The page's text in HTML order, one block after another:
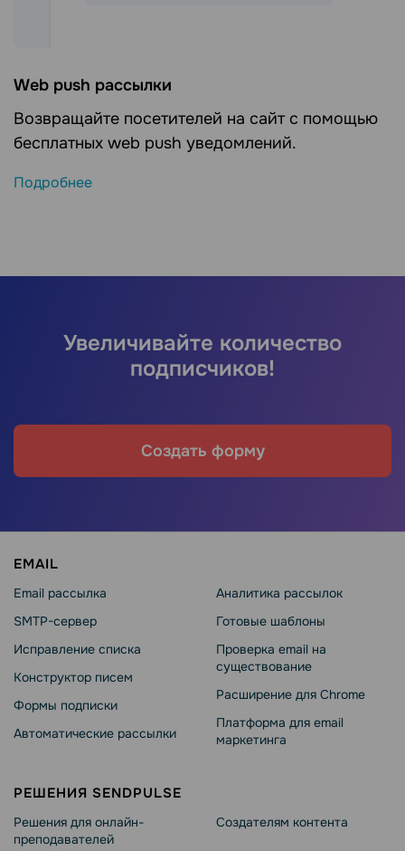
Web push рассылки
Возвращайте посетителей на сайт с помощью
бесплатных web push уведомлений.
Подробнее
Увеличивайте количество
подписчиков!
Создать форму
EMAIL
Email рассылка
SMTP-сервер
Исправление списка
Конструктор писем
Формы подписки
Автоматические рассылки
Аналитика рассылок
Готовые шаблоны
Проверка email на
существование
Расширение для Chrome
Платформа для email
маркетинга
РЕШЕНИЯ SENDPULSE
Решения для онлайн-
преподавателей
Создателям контента